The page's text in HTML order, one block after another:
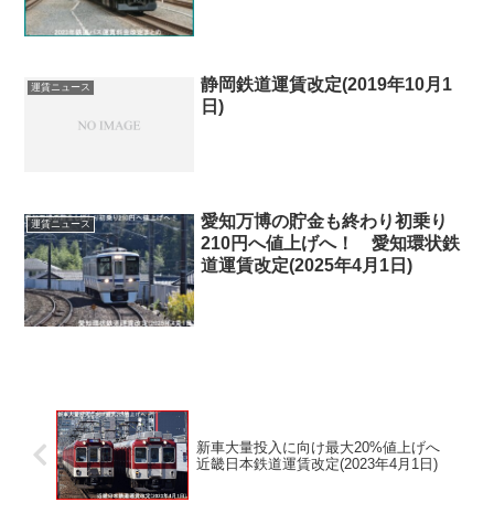
運賃ニュース
静岡鉄道運賃改定(2019年10月1
日)
運賃ニュース
愛知万博の貯金も終わり初乗り
210円へ値上げへ！ 愛知環状鉄
道運賃改定(2025年4月1日)
新車大量投入に向け最大20%値上げへ
近畿日本鉄道運賃改定(2023年4月1日)